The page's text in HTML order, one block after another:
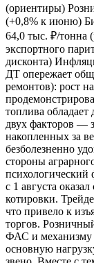
(ориентиры)
(+0,8% к июню)
64,0 тыс. ₽/тонна
экспортного
дисконта)
ДТ опережает
ремонтов): рост
топлива
двух факторов —
накопленных за
безболезненно
стороны
психологический
с 1 августа
котировки.
что привело к
торгов.
ФАС и механизму
основную